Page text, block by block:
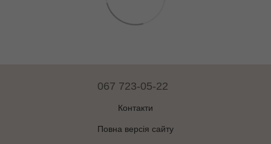
067 723-05-22
Контакти
Повна версія сайту